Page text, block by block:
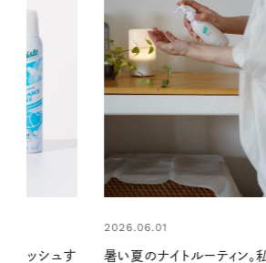
ン。私を整